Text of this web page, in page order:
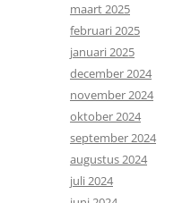
maart 2025
februari 2025
januari 2025
december 2024
november 2024
oktober 2024
september 2024
augustus 2024
juli 2024